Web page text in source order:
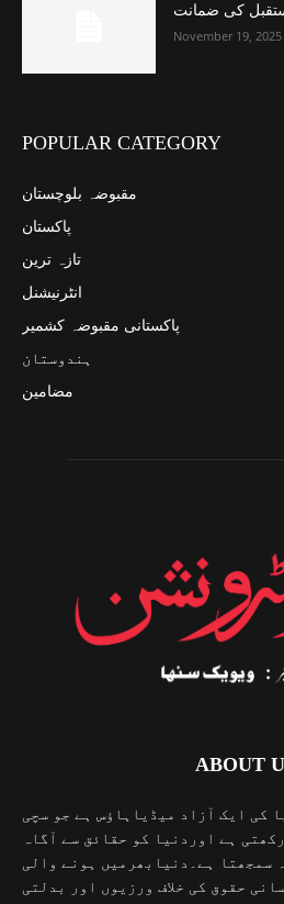
کی ضمانت
November 19, 2025
POPULAR CATEGORY
مقبوضہ بلوچستان
پاکستان
تازہ ترین
انٹرنیشنل
پاکستانی مقبوضہ کشمیر
ہندوستان
مضامین
ABOUT
کی ایک آزاد میڈیاہاؤس ہے جو سچی
ہے اوردنیا کو حقائق سے آگاہ
سمجھتا ہے۔دنیابھرمیں ہونے والی
حقوق کی خلاف ورزیوں اور بدلتی